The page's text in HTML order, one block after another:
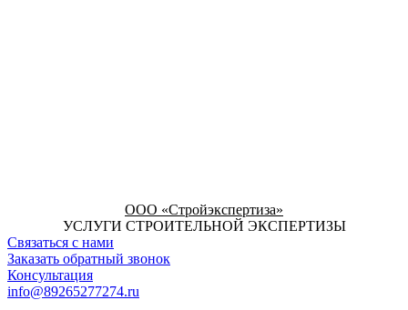
ООО «Стройэкспертиза»
УСЛУГИ СТРОИТЕЛЬНОЙ ЭКСПЕРТИЗЫ
Связаться с нами
Заказать обратный звонок
Консультация
info@89265277274.ru